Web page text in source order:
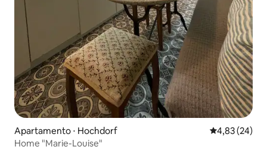
Apartamento ⋅ Hochdorf 4,83 de uma
4,83 (24)
Home "Marie-Louise"